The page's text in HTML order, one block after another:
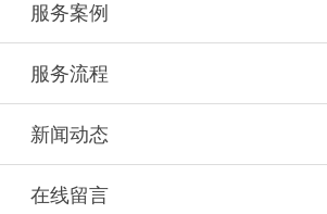
服务案例
服务流程
新闻动态
在线留言